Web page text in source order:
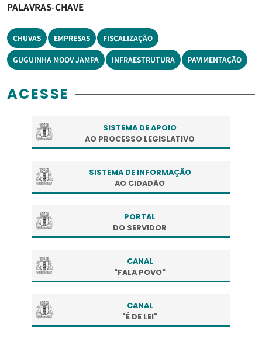
PALAVRAS-CHAVE
CHUVAS EMPRESAS FISCALIZAÇÃO
GUGUINHA MOOV JAMPA INFRAESTRUTURA PAVIMENTAÇÃO
ACESSE
SISTEMA DE APOIO
AO PROCESSO LEGISLATIVO
SISTEMA DE INFORMAÇÃO
AO CIDADÃO
PORTAL
DO SERVIDOR
CANAL
"FALA POVO"
CANAL
"É DE LEI"